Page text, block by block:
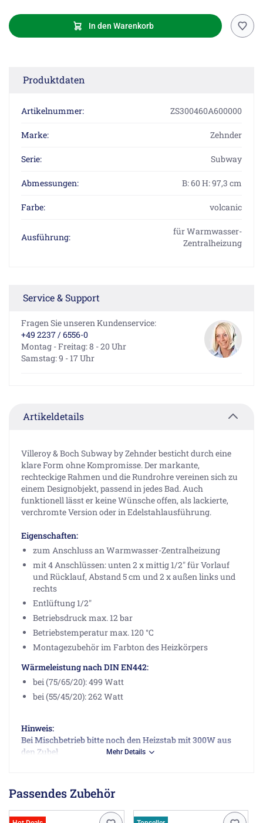
In den Warenkorb
Produktdaten
Artikelnummer: ZS300460A600000
Marke: Zehnder
Serie: Subway
Abmessungen: B: 60 H: 97,3 cm
Farbe: volcanic
Ausführung:
für Warmwasser-
Zentralheizung
Service & Support
Fragen Sie unseren Kundenservice:
+49 2237 / 6556-0
Montag - Freitag: 8 - 20 Uhr
Samstag: 9 - 17 Uhr
Artikeldetails
Villeroy & Boch Subway by Zehnder besticht durch eine
klare Form ohne Kompromisse. Der markante,
rechteckige Rahmen und die Rundrohre vereinen sich zu
einem Designobjekt, passend in jedes Bad. Auch
funktionell lässt er keine Wünsche offen, als lackierte,
verchromte Version oder in Edelstahlausführung.
Eigenschaften:
zum Anschluss an Warmwasser-Zentralheizung
mit 4 Anschlüssen: unten 2 x mittig 1/2" für Vorlauf
und Rücklauf, Abstand 5 cm und 2 x außen links und
rechts
Entlüftung 1/2"
Betriebsdruck max. 12 bar
Betriebstemperatur max. 120 °C
Montagezubehör im Farbton des Heizkörpers
Wärmeleistung nach DIN EN442:
bei (75/65/20): 499 Watt
bei (55/45/20): 262 Watt
Hinweis:
Bei Mischbetrieb bitte noch den Heizstab mit 300W aus
den Zubehör mitbestellen.
lieferbar.
Wünschen Sie diesen Heizkörpertyp mit werkseitig
Mehr Details
Passendes Zubehör